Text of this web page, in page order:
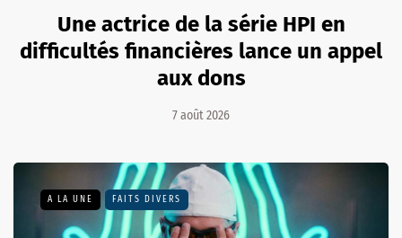
Une actrice de la série HPI en
difficultés financières lance un appel
aux dons
7 août 2026
A LA UNE FAITS DIVERS